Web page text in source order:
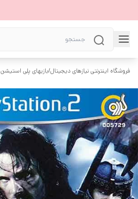
فروشگاه اینترنتی نیازهای دیجیتال/بازیهای پلی استیشن ۲